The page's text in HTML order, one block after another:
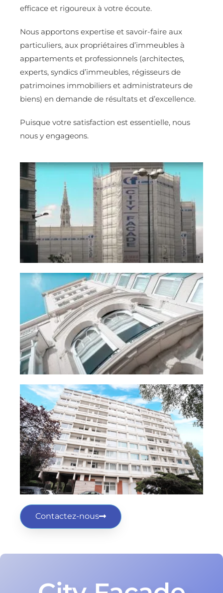
efficace et rigoureux à votre écoute.
Nous apportons expertise et savoir-faire aux
particuliers, aux propriétaires d’immeubles à
appartements et professionnels (architectes,
experts, syndics d’immeubles, régisseurs de
patrimoines immobiliers et administrateurs de
biens) en demande de résultats et d’excellence.
Puisque votre satisfaction est essentielle, nous
nous y engageons.
Contactez-nous